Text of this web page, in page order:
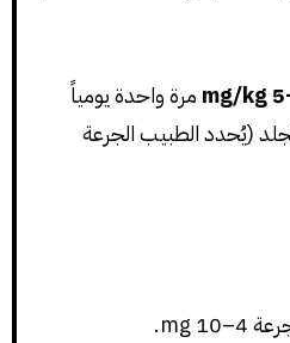
مرة واحدة يومياً
(يُحدد الطبيب الجرعة